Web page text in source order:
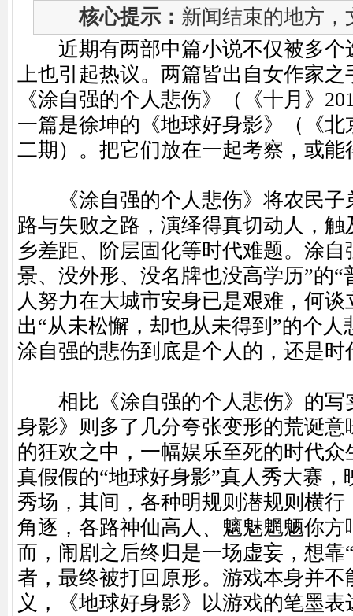
核心提示： 新闻结束的地方，
近期有两部中篇小说不仅被多个
上也引起热议。两篇皆出自女作家之
《涂自强的个人悲伤》（《十月》
一篇是徐坤的《地球好身影》（《北
二期）。把它们放在一起考察，或能
《涂自强的个人悲伤》将农民子
路与失败之路，演绎得真切动人，
乡差距、阶层固化等时代难题。涂自
景、没外形、没名牌也没高学历”的“
人努力在大城市安身已是艰难，何
出“从未松懈，却也从未得到”的个人
涂自强的悲伤到底是个人的，还是时
相比《涂自强的个人悲伤》的写
身影》则多了几分夸张变形的荒诞意
的狂欢之中，一幅娱乐至死的时代
真假假的“地球好身影”真人秀大赛，
秀场，其间，各种明规则潜规则横
角逐，各路神仙高人、魑魅魍魉你方
而，闹剧之后终归是一场虚妄，想靠
者，最终被打回原形。游戏本身并不
义，《地球好身影》以游戏的笔墨